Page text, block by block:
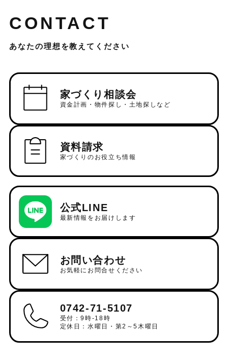
CONTACT
あなたの理想を教えてください
家づくり相談会
資金計画・物件探し・土地探しなど
資料請求
家づくりのお役立ち情報
公式LINE
最新情報をお届けします
お問い合わせ
お気軽にお問合せください
0742-71-5107
受付：9時-18時
定休日：水曜日・第2～5木曜日